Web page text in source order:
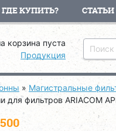
ГДЕ КУПИТЬ? СТАТЬИ
корзина пуста
Продукция
» Магистральные
для фильтров ARIACOM